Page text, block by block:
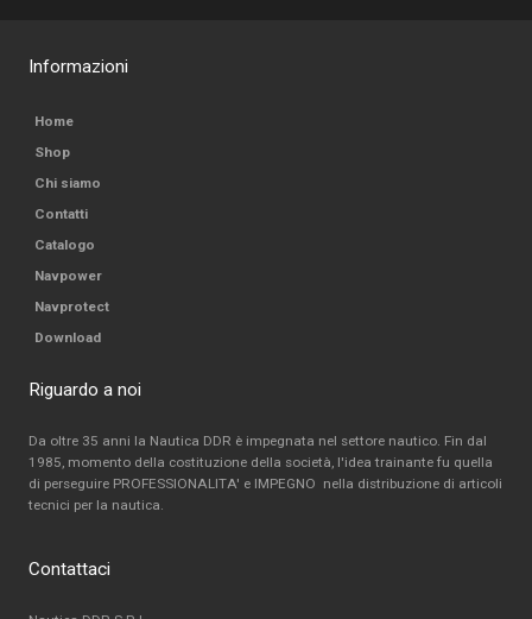
Informazioni
Home
Shop
Chi siamo
Contatti
Catalogo
Navpower
Navprotect
Download
Riguardo a noi
Da oltre 35 anni la Nautica DDR è impegnata nel settore nautico. Fin dal
1985, momento della costituzione della società, l'idea trainante fu quella
di perseguire PROFESSIONALITA' e IMPEGNO nella distribuzione di articoli
tecnici per la nautica.
Contattaci